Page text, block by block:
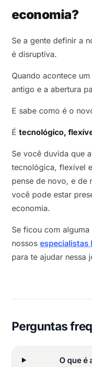
economia?
Se a gente definir a
é disruptiva.
Quando acontece
antigo e a abertura
E sabe como é o
É tecnológico,
Se você duvida que
tecnológica, flexível
pense de novo, e de
você pode estar
economia.
Se ficou com
nossos especialistas
para te ajudar nessa
Perguntas
O que é